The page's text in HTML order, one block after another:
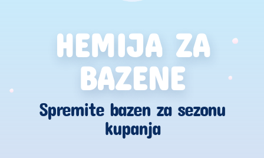
HEMIJA ZA
BAZENE
Spremite bazen za sezonu
kupanja